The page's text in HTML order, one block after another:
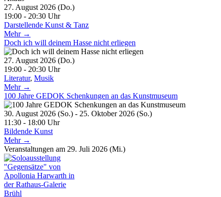
27. August 2026 (Do.)
19:00 - 20:30 Uhr
Darstellende Kunst & Tanz
Mehr →
Doch ich will deinem Hasse nicht erliegen
27. August 2026 (Do.)
19:00 - 20:30 Uhr
Literatur, Musik
Mehr →
100 Jahre GEDOK Schenkungen an das Kunstmuseum
30. August 2026 (So.) - 25. Oktober 2026 (So.)
11:30 - 18:00 Uhr
Bildende Kunst
Mehr →
Veranstaltungen am 29. Juli 2026 (Mi.)